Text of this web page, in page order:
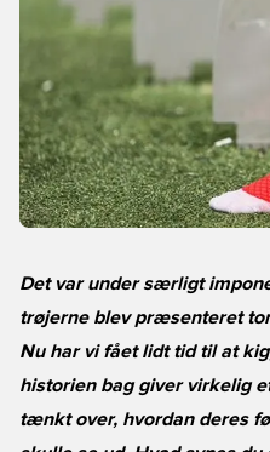
Det var under særligt
trøjerne blev præsenteret
Nu har vi fået lidt tid til at
historien bag giver virkelig
tænkt over, hvordan deres